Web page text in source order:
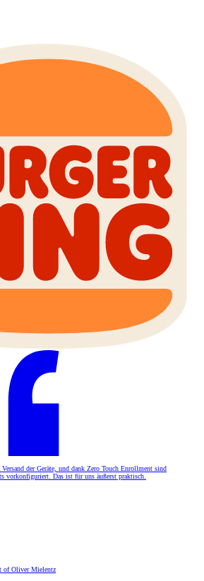
der Geräte, und dank Zero Touch Enrollment sind
vorkonfiguriert. Das ist für uns äußerst praktisch.
of Oliver Mielentz